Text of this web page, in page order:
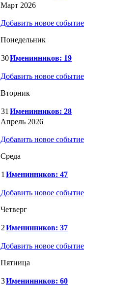
Март 2026
Добавить новое событие
Понедельник
30Именинников: 19
Добавить новое событие
Вторник
31 Именинников: 28
Апрель 2026
Добавить новое событие
Среда
1 Именинников: 47
Добавить новое событие
Четверг
2Именинников: 37
Добавить новое событие
Пятница
3Именинников: 60